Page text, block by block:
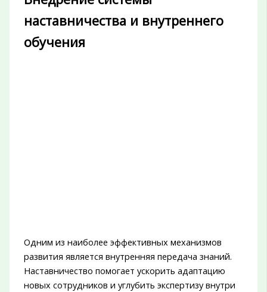
наставничества и внутреннего
обучения
Одним из наиболее эффективных механизмов
развития является внутренняя передача знаний.
Наставничество помогает ускорить адаптацию
новых сотрудников и углубить экспертизу внутри